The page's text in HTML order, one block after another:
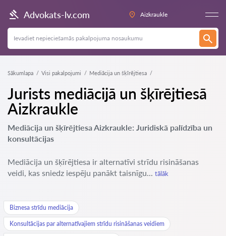
Advokats-lv.com Aizkraukle
Sākumlapa Visi pakalpojumi Mediācija un šķīrējtiesa
Jurists mediācijā un šķīrējtiesā
Aizkraukle
Mediācija un šķīrējtiesa Aizkraukle: Juridiskā palīdzība un
konsultācijas
Mediācija un šķīrējtiesa ir alternatīvi strīdu risināšanas
veidi, kas sniedz iespēju panākt taisnīgu... tālāk
Biznesa strīdu mediācija
Konsultācijas par alternatīvajiem strīdu risināšanas veidiem